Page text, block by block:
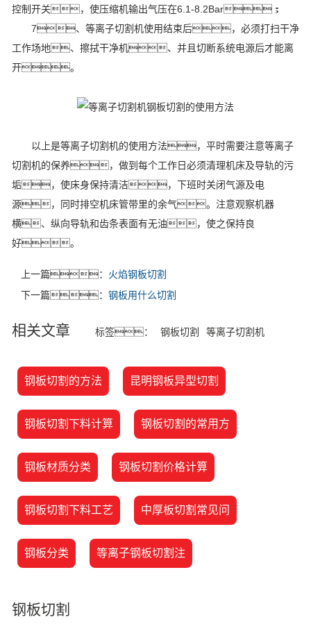
控制开关，使压缩机输出气压在6.1-8.2Bar；
7、等离子切割机使用结束后，必须打扫干净
工作场地、擦拭干净机、并且切断系统电源后才能离
开。
以上是等离子切割机的使用方法，平时需要注意等离子
切割机的保养，做到每个工作日必须清理机床及导轨的污
垢，使床身保持清洁，下班时关闭气源及电
源，同时排空机床管带里的余气。注意观察机器
横、纵向导轨和齿条表面有无油，使之保持良
好。
上一篇： 火焰钢板切割
下一篇： 钢板用什么切割
相关文章 标签： 钢板切割 等离子切割机
钢板切割的方法 昆明钢板异型切割
钢板切割下料计算 钢板切割的常用方
钢板材质分类 钢板切割价格计算
钢板切割下料工艺 中厚板切割常见问
钢板分类 等离子钢板切割注
钢板切割